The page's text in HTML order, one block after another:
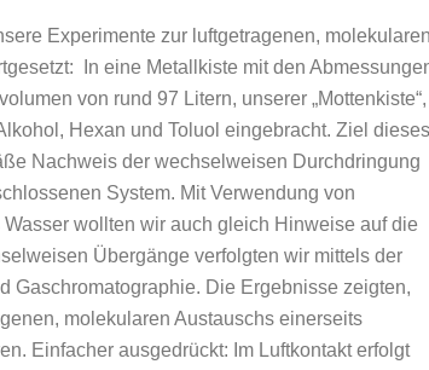
Experimente zur luftgetragenen,
In eine Metallkiste mit den
von rund 97 Litern, unserer „Mottenkiste“,
Hexan und Toluol eingebracht. Ziel dieses
Nachweis der wechselweisen Durchdringung
System. Mit Verwendung von
wollten wir auch gleich Hinweise auf die
Übergänge verfolgten wir mittels der
Gaschromatographie. Die Ergebnisse zeigten,
molekularen Austauschs einerseits
Einfacher ausgedrückt: Im Luftkontakt erfolgt